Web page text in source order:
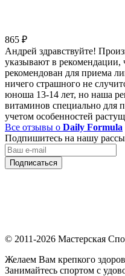
865 ₽
Андрей здравствуйте!
указывают в рекомендации,
рекомендован для приема
ничего страшного не
юноша 13-14 лет, но наша
витаминов специально для
учетом особенностей
Все отзывы о Daily Formula
Подпишитесь на нашу
Подписаться
© 2011-2026 Мастерская
Желаем Вам крепкого
Занимайтесь спортом с